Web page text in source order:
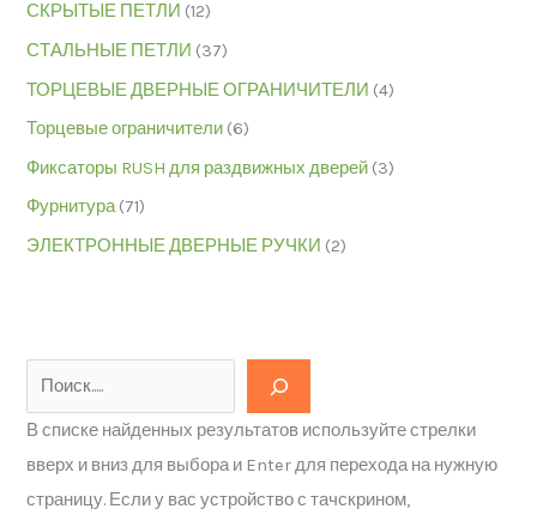
СКРЫТЫЕ ПЕТЛИ (12)
СТАЛЬНЫЕ ПЕТЛИ (37)
ТОРЦЕВЫЕ ДВЕРНЫЕ ОГРАНИЧИТЕЛИ (4)
Торцевые ограничители (6)
Фиксаторы RUSH для раздвижных дверей (3)
Фурнитура (71)
ЭЛЕКТРОННЫЕ ДВЕРНЫЕ РУЧКИ (2)
В списке найденных результатов используйте стрелки
вверх и вниз для выбора и Enter для перехода на нужную
страницу. Если у вас устройство с тачскрином,